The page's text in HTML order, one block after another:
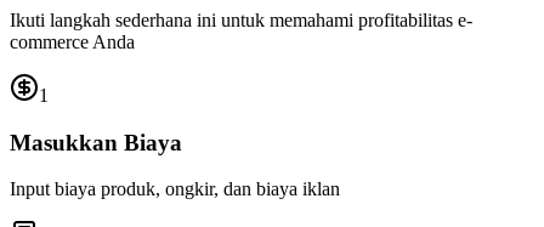
Ikuti langkah sederhana ini untuk memahami profitabilitas e-
commerce Anda
1
Masukkan Biaya
Input biaya produk, ongkir, dan biaya iklan